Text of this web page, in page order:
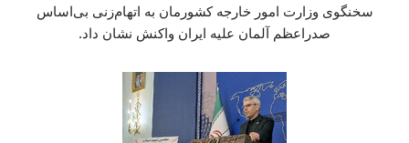
سخنگوی وزارت امور خارجه کشورمان به اتهام‌زنی بی‌اساس
صدراعظم آلمان علیه ایران واکنش نشان داد.